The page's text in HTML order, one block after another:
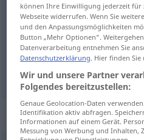
Amiantm asbestos MINER
Berg-,Steinflachsm
„asbestos“:
können Ihre Einwilligung jederzeit für
Webseite widerrufen. Wenn Sie
und den Anpassungsmöglichkeiten
Button „Mehr Optionen“.
Datenverarbeitung entnehmen Sie
Datenschutzerklärung. Hier finden
Wir und unsere Partner
Folgendes bereitzustellen:
Genaue Geolocation-Daten
Identifikation aktiv abfragen.
Informationen auf einem Gerät.
Messung von Werbung und Inhalten,